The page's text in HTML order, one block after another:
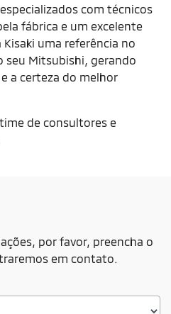
com técnicos
fábrica e um excelente
uma referência no
seu Mitsubishi, gerando
a certeza do melhor
de consultores e
por favor, preencha o
em contato.